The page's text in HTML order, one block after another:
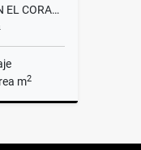
VENTA HERMOSA CASA EN EL CORAZÓN DE LLANO GRANDE
m2